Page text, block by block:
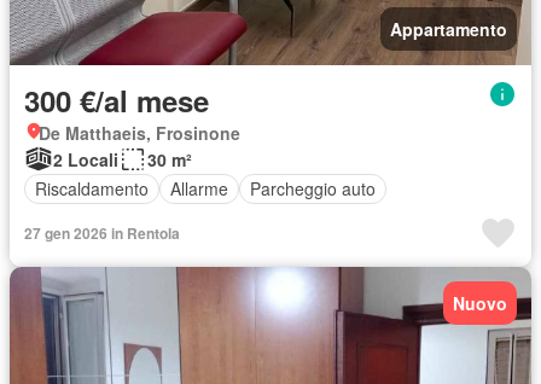
Appartamento
300 €/al mese
De Matthaeis, Frosinone
2 Locali
30 m²
Riscaldamento
Allarme Parcheggio auto
27 gen 2026 in Rentola
Nuovo